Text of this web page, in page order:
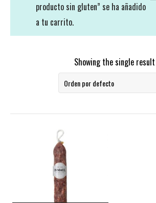
producto sin gluten” se ha añadido
a tu carrito.
Showing the single result